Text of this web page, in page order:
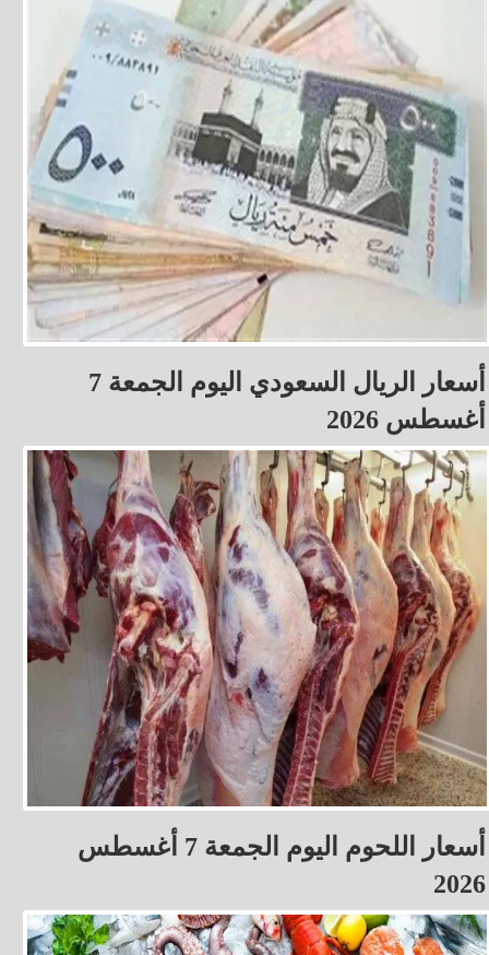
أسعار الريال السعودي اليوم الجمعة 7
أغسطس 2026
أسعار اللحوم اليوم الجمعة 7 أغسطس
2026